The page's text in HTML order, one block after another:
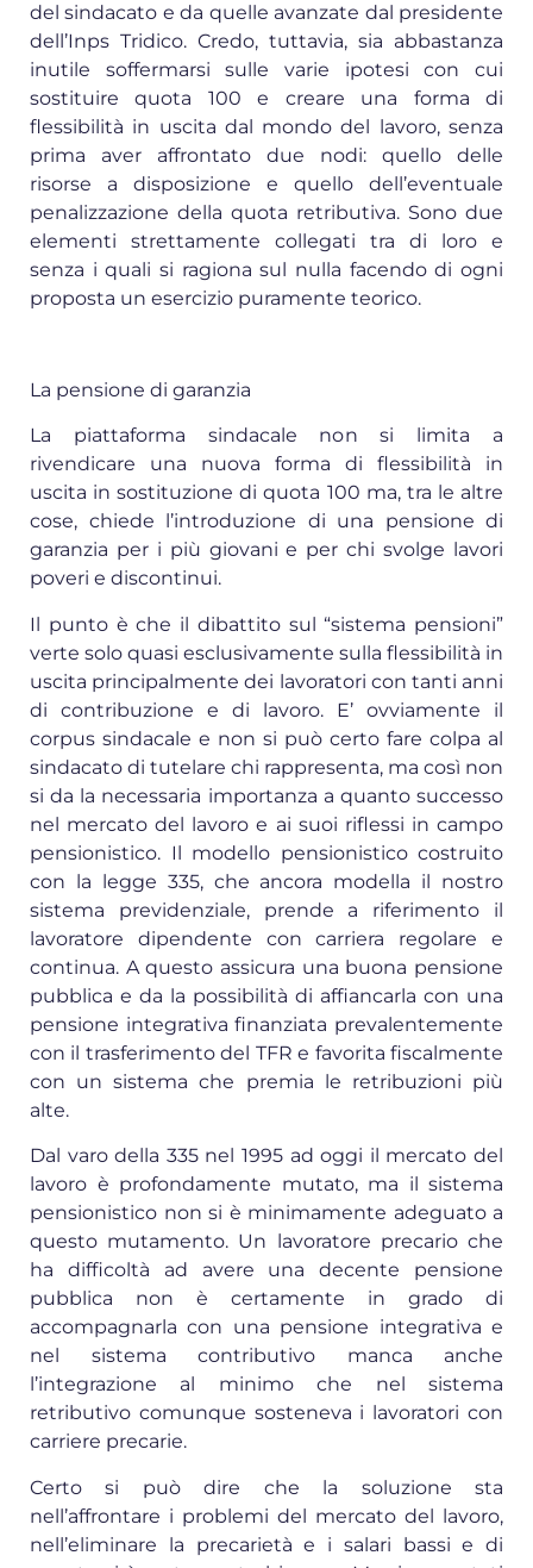
del sindacato e da quelle avanzate dal presidente
dell’Inps Tridico. Credo, tuttavia, sia abbastanza
inutile soffermarsi sulle varie ipotesi con cui
sostituire quota 100 e creare una forma di
flessibilità in uscita dal mondo del lavoro, senza
prima aver affrontato due nodi: quello delle
risorse a disposizione e quello dell’eventuale
penalizzazione della quota retributiva. Sono due
elementi strettamente collegati tra di loro e
senza i quali si ragiona sul nulla facendo di ogni
proposta un esercizio puramente teorico.
La pensione di garanzia
La piattaforma sindacale non si limita a
rivendicare una nuova forma di flessibilità in
uscita in sostituzione di quota 100 ma, tra le altre
cose, chiede l’introduzione di una pensione di
garanzia per i più giovani e per chi svolge lavori
poveri e discontinui.
Il punto è che il dibattito sul “sistema pensioni”
verte solo quasi esclusivamente sulla flessibilità in
uscita principalmente dei lavoratori con tanti anni
di contribuzione e di lavoro. E’ ovviamente il
corpus sindacale e non si può certo fare colpa al
sindacato di tutelare chi rappresenta, ma così non
si da la necessaria importanza a quanto successo
nel mercato del lavoro e ai suoi riflessi in campo
pensionistico. Il modello pensionistico costruito
con la legge 335, che ancora modella il nostro
sistema previdenziale, prende a riferimento il
lavoratore dipendente con carriera regolare e
continua. A questo assicura una buona pensione
pubblica e da la possibilità di affiancarla con una
pensione integrativa finanziata prevalentemente
con il trasferimento del TFR e favorita fiscalmente
con un sistema che premia le retribuzioni più
alte.
Dal varo della 335 nel 1995 ad oggi il mercato del
lavoro è profondamente mutato, ma il sistema
pensionistico non si è minimamente adeguato a
questo mutamento. Un lavoratore precario che
ha difficoltà ad avere una decente pensione
pubblica non è certamente in grado di
accompagnarla con una pensione integrativa e
nel sistema contributivo manca anche
l’integrazione al minimo che nel sistema
retributivo comunque sosteneva i lavoratori con
carriere precarie.
Certo si può dire che la soluzione sta
nell’affrontare i problemi del mercato del lavoro,
nell’eliminare la precarietà e i salari bassi e di